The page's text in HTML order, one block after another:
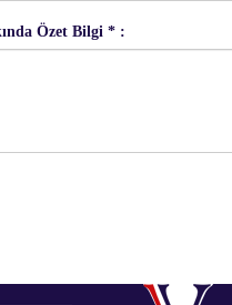
Özet Bilgi * :